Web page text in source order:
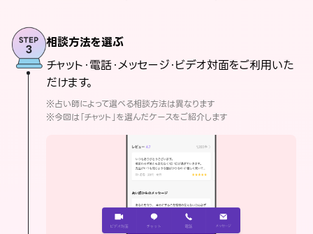
相談方法を選ぶ
チャット・電話・メッセージ・ビデオ対面をご利用いた
だけます。
※占い師によって選べる相談方法は異なります
※今回は「チャット」を選んだケースをご紹介します